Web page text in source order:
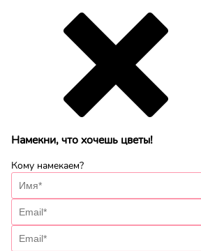
Намекни, что хочешь цветы!
Кому намекаем?